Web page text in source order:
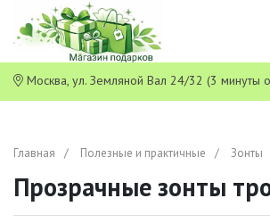
Москва, ул. Земляной Вал 24/32 (3 минуты
Главная Полезные и практичные Зонты
Прозрачные зонты